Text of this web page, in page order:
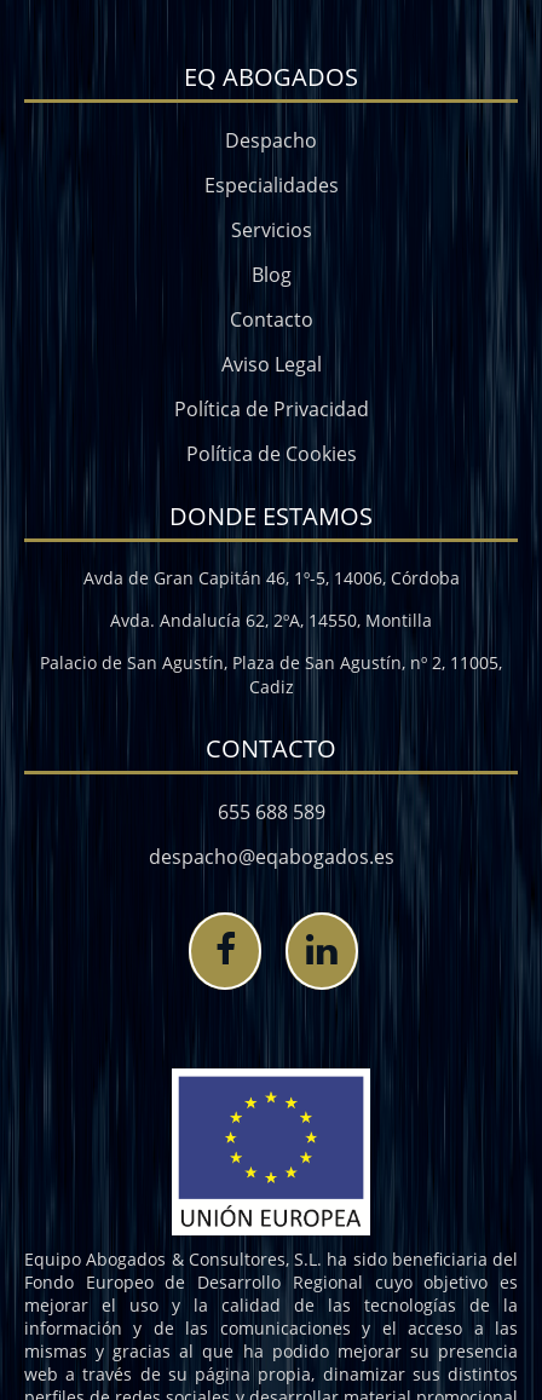
EQ ABOGADOS
Despacho
Especialidades
Servicios
Blog
Contacto
Aviso Legal
Política de Privacidad
Política de Cookies
DONDE ESTAMOS
Avda de Gran Capitán 46, 1º-5, 14006, Córdoba
Avda. Andalucía 62, 2ºA, 14550, Montilla
Palacio de San Agustín, Plaza de San Agustín, nº 2, 11005,
Cadiz
CONTACTO
655 688 589
despacho@eqabogados.es
Equipo Abogados & Consultores, S.L. ha sido beneficiaria del
Fondo Europeo de Desarrollo Regional cuyo objetivo es
mejorar el uso y la calidad de las tecnologías de la
información y de las comunicaciones y el acceso a las
mismas y gracias al que ha podido mejorar su presencia
web a través de su página propia, dinamizar sus distintos